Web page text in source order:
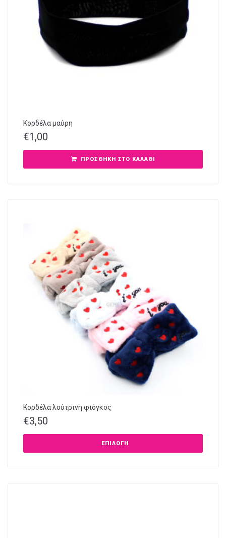
Κορδέλα μαύρη
€1,00
ΠΡΟΣΘΉΚΗ ΣΤΟ ΚΑΛΆΘΙ
Κορδέλα λούτρινη φιόγκος
€3,50
ΕΠΙΛΟΓΉ